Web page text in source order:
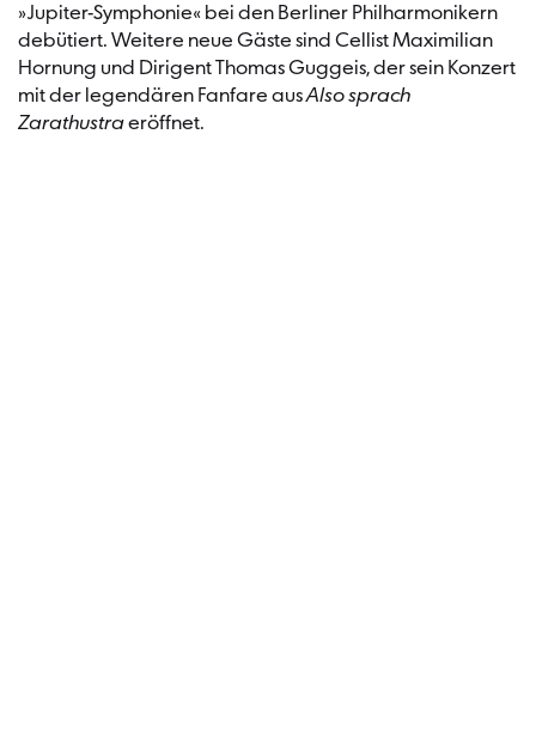
»Jupiter-Symphonie« bei den Berliner Philharmonikern
debütiert. Weitere neue Gäste sind Cellist Maximilian
Hornung und Dirigent Thomas Guggeis, der sein Konzert
mit der legendären Fanfare ausAlso sprach
Zarathustraeröffnet.